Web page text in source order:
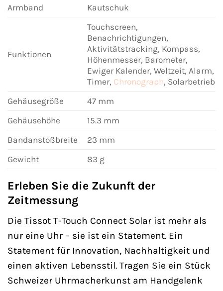
Armband
Kautschuk
Funktionen
Touchscreen,
Benachrichtigungen,
Aktivitätstracking, Kompass,
Höhenmesser, Barometer,
Ewiger Kalender, Weltzeit, Alarm,
Timer, Chronograph, Solarbetrieb
Gehäusegröße
47 mm
Gehäusehöhe
15.3 mm
Bandanstoßbreite
23 mm
Gewicht
83 g
Erleben Sie die Zukunft der
Zeitmessung
Die Tissot T-Touch Connect Solar ist mehr als
nur eine Uhr – sie ist ein Statement. Ein
Statement für Innovation, Nachhaltigkeit und
einen aktiven Lebensstil. Tragen Sie ein Stück
Schweizer Uhrmacherkunst am Handgelenk